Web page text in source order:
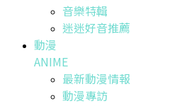
音樂特輯
迷迷好音推薦
動漫
ANIME
最新動漫情報
動漫專訪